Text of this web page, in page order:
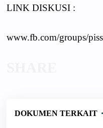
LINK DISKUSI :
www.fb.com/groups/
DOKUMEN TERKAIT